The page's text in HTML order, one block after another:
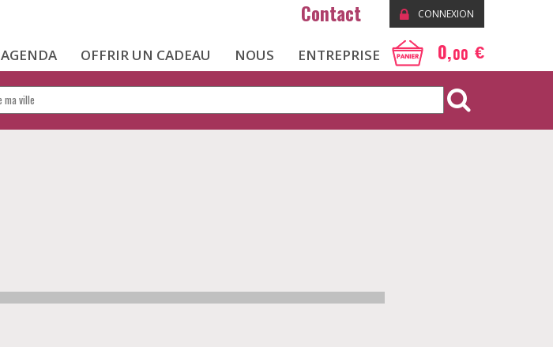
Contact CONNEXION
AGENDA OFFRIR UN CADEAU NOUS ENTREPRISE 0,00 €